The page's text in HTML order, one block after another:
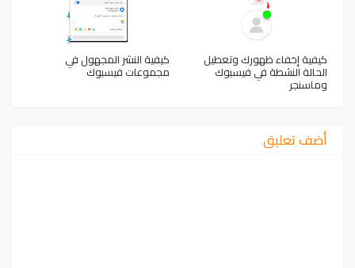
كيفية إخفاء ظهورك وتعطيل
الحالة النشطة في فيسبوك
وماسنجر
كيفية النشر المجهول في
مجموعات فيسبوك
أضف تعليق